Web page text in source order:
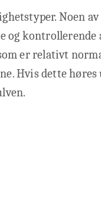
Noen
og kontrollerende
er relativt
Hvis dette høres